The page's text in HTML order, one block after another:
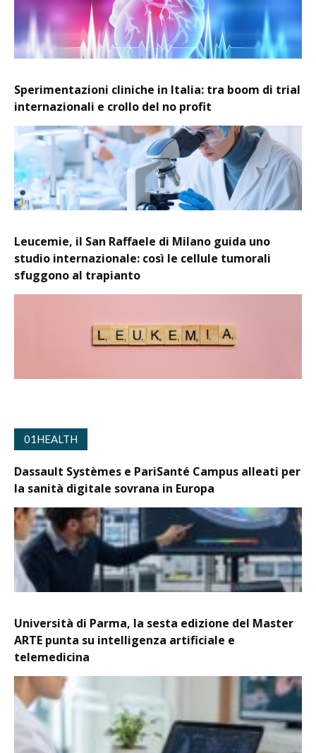
Sperimentazioni cliniche in Italia: tra boom di trial
internazionali e crollo del no profit
Leucemie, il San Raffaele di Milano guida uno
studio internazionale: così le cellule tumorali
sfuggono al trapianto
01HEALTH
Dassault Systèmes e PariSanté Campus alleati per
la sanità digitale sovrana in Europa
Università di Parma, la sesta edizione del Master
ARTE punta su intelligenza artificiale e
telemedicina